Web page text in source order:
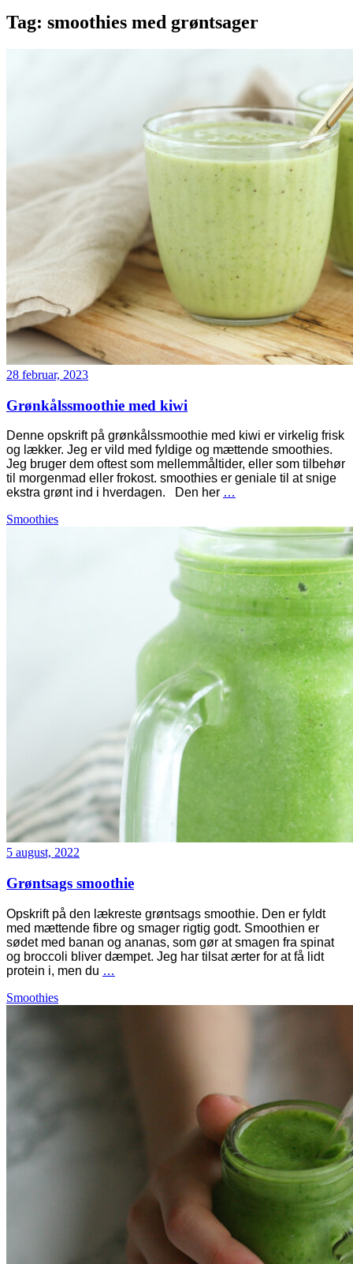
Tag: smoothies med grøntsager
28 februar, 2023
Grønkålssmoothie med kiwi
Denne opskrift på grønkålssmoothie med kiwi er virkelig frisk
og lækker. Jeg er vild med fyldige og mættende smoothies.
Jeg bruger dem oftest som mellemmåltider, eller som tilbehør
til morgenmad eller frokost. smoothies er geniale til at snige
ekstra grønt ind i hverdagen. Den her …
Smoothies
5 august, 2022
Grøntsags smoothie
Opskrift på den lækreste grøntsags smoothie. Den er fyldt
med mættende fibre og smager rigtig godt. Smoothien er
sødet med banan og ananas, som gør at smagen fra spinat
og broccoli bliver dæmpet. Jeg har tilsat ærter for at få lidt
protein i, men du …
Smoothies